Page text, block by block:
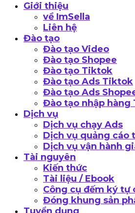
Giới thiệu
về ImSella
Liên hệ
Đào tạo
Đào tạo Video
Đào tạo Shopee
Đào tạo Tiktok
Đào tạo Ads Tiktok
Đào tạo Ads
Đào tạo nhập hàng
Dịch vụ
Dịch vụ chạy Ads
Dịch vụ quảng cáo
Dịch vụ vận hành
Tài nguyên
Kiến thức
Tài liệu / Ebook
Công cụ đếm ký tự
Đóng khung sản